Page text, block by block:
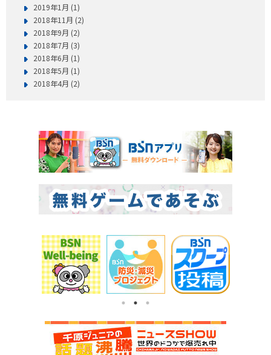
2019年1月 (1)
2018年11月 (2)
2018年9月 (2)
2018年7月 (3)
2018年6月 (1)
2018年5月 (1)
2018年4月 (2)